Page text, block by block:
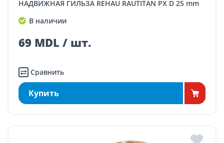
НАДВИЖНАЯ ГИЛЬЗА REHAU RAUTITAN PX D 25 mm
В наличии
69 MDL / шт.
Сравнить
Купить